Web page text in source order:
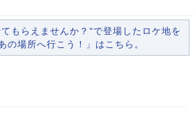
もらえませんか？"で登場したロケ地を
の場所へ行こう！」はこちら。